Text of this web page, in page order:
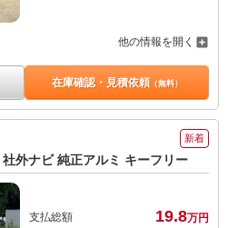
他の情報を開く
在庫確認・見積依頼（無料）
新着
外ナビ 純正アルミ キーフリー
支払総額 19.8万円